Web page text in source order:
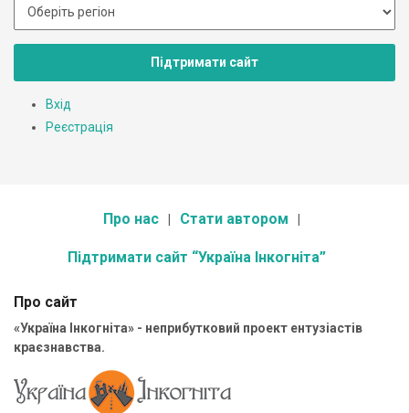
Підтримати сайт
Вхід
Реєстрація
Про нас Стати автором
Підтримати сайт “Україна Інкогніта”
Про сайт
«Україна Інкогніта» - неприбутковий проект ентузіастів
краєзнавства.